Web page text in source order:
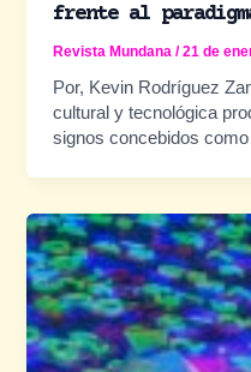
frente al
Revista Mundana/21 de
Por, Kevin Rodríguez
cultural y tecnológica
signos concebidos